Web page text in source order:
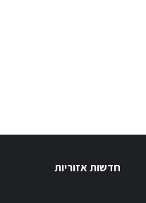
חדשות אזוריות